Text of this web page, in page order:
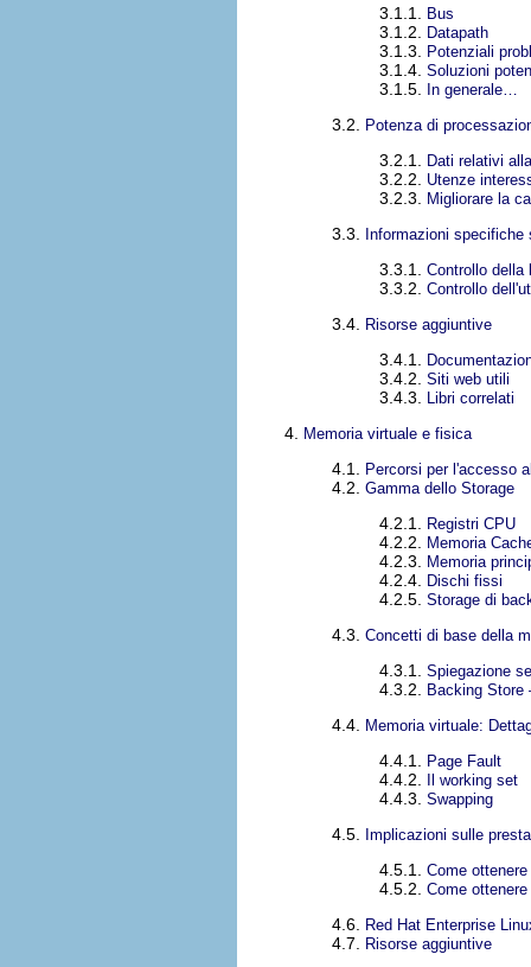
3.1.1. Bus
3.1.2. Datapath
3.1.3. Potenziali
3.1.4. Soluzioni
3.1.5. In generale…
3.2. Potenza di
3.2.1. Dati relativi
3.2.2. Utenze
3.2.3. Migliorare la
3.3. Informazioni specifiche
3.3.1. Controllo della
3.3.2. Controllo
3.4. Risorse aggiuntive
3.4.1.
3.4.2. Siti web utili
3.4.3. Libri correlati
4. Memoria virtuale e fisica
4.1. Percorsi per l'accesso
4.2. Gamma dello Storage
4.2.1. Registri CPU
4.2.2. Memoria
4.2.3. Memoria
4.2.4. Dischi fissi
4.2.5. Storage di
4.3. Concetti di base della
4.3.1. Spiegazione
4.3.2. Backing Store
4.4. Memoria virtuale:
4.4.1. Page Fault
4.4.2. Il working set
4.4.3. Swapping
4.5. Implicazioni sulle
4.5.1. Come
4.5.2. Come
4.6. Red Hat Enterprise
4.7. Risorse aggiuntive